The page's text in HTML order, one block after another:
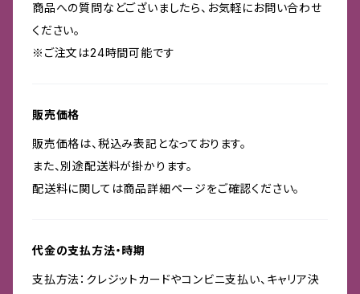
商品への質問などございましたら、お気軽にお問い合わせ
ください。
※ご注文は24時間可能です
販売価格
販売価格は、税込み表記となっております。
また、別途配送料が掛かります。
配送料に関しては商品詳細ページをご確認ください。
代金の支払方法・時期
支払方法：クレジットカードやコンビニ支払い、キャリア決